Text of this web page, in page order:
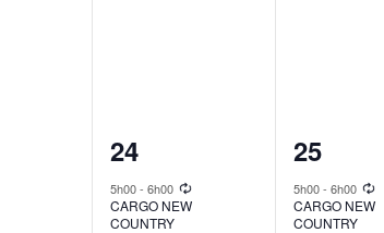
1
event,
24
5h00- 6h00
CARGO NEW
COUNTRY
1
event,
25
5h00- 6h00
CARGO NEW
COUNTRY